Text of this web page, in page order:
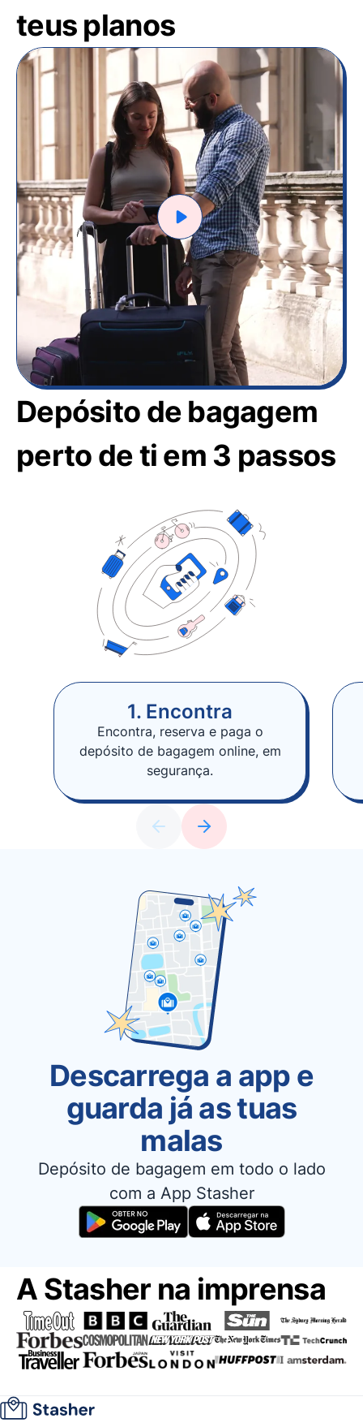
teus planos
Depósito de bagagem
perto de ti em 3 passos
1. Encontra
Encontra, reserva e paga o
depósito de bagagem online, em
segurança.
Descarrega a app e
guarda já as tuas
malas
Depósito de bagagem em todo o lado
com a App Stasher
A Stasher na imprensa